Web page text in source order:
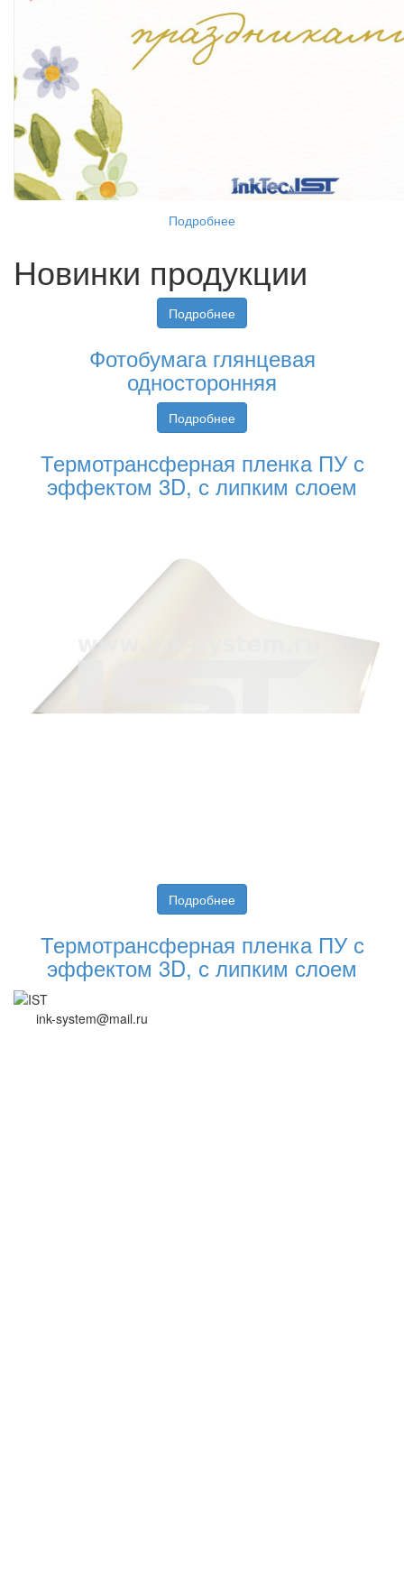
Подробнее
Новинки продукции
Подробнее
Фотобумага глянцевая
односторонняя
Подробнее
Термотрансферная пленка ПУ с
эффектом 3D, с липким слоем
Подробнее
Термотрансферная пленка ПУ с
эффектом 3D, с липким слоем
ink-system@mail.ru